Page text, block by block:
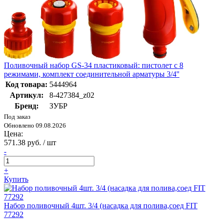
Поливочный набор GS-34 пластиковый: пистолет с 8
режимами, комплект соединительной арматуры 3/4''
Код товара: 5444964
Артикул:
8-427384_z02
Бренд:
ЗУБР
Под заказ
Обновлено 09.08.2026
Цена:
571.38 руб. / шт
-
+
Купить
Набор поливочный 4шт. 3/4 (насадка для полива,соед FIT
77292